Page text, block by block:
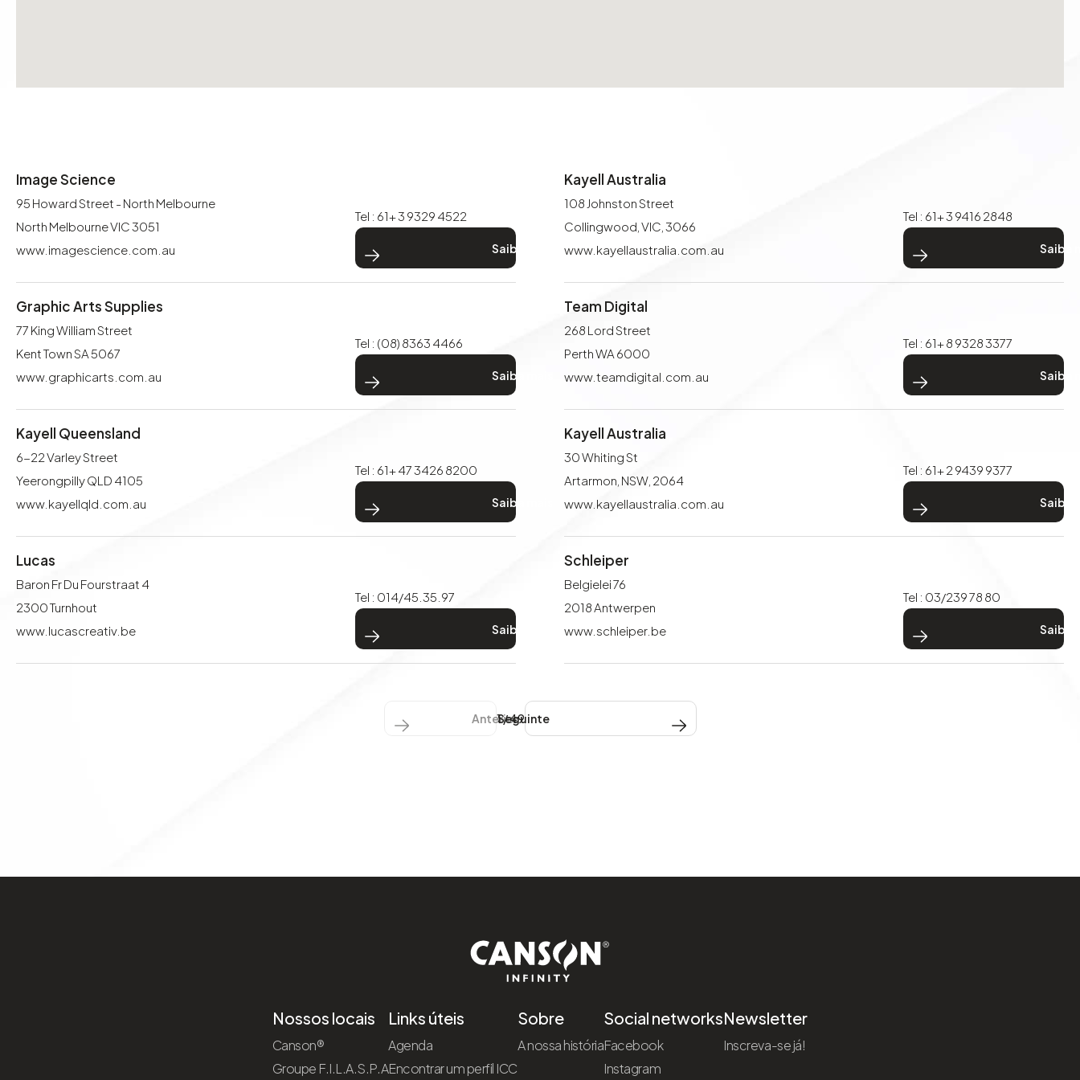
Image Science
95 Howard Street - North Melbourne
North Melbourne VIC 3051
www.imagescience.com.au
Tel : 61+ 3 9329 4522
Kayell Australia
108 Johnston Street
Collingwood, VIC, 3066
www.kayellaustralia.com.au
Tel : 61+ 3 9416 2848
Graphic Arts Supplies
77 King William Street
Kent Town SA 5067
www.graphicarts.com.au
Tel : (08) 8363 4466
Team Digital
268 Lord Street
Perth WA 6000
www.teamdigital.com.au
Tel : 61+ 8 9328 3377
Kayell Queensland
6-22 Varley Street
Yeerongpilly QLD 4105
www.kayellqld.com.au
Tel : 61+ 47 3426 8200
Kayell Australia
30 Whiting St
Artarmon, NSW, 2064
www.kayellaustralia.com.au
Tel : 61+ 2 9439 9377
Lucas
Baron Fr Du Fourstraat 4
2300 Turnhout
www.lucascreativ.be
Tel : 014/45.35.97
Schleiper
Belgielei 76
2018 Antwerpen
www.schleiper.be
Tel : 03/239 78 80
1/49 Seguinte Seguinte
Nossos locais
Canson®
Groupe F.I.L.A.S.P.A
Links úteis
Agenda
Encontrar um perfil ICC
Sobre
A nossa história
Social networks
Facebook
Instagram
Newsletter
Inscreva-se já!